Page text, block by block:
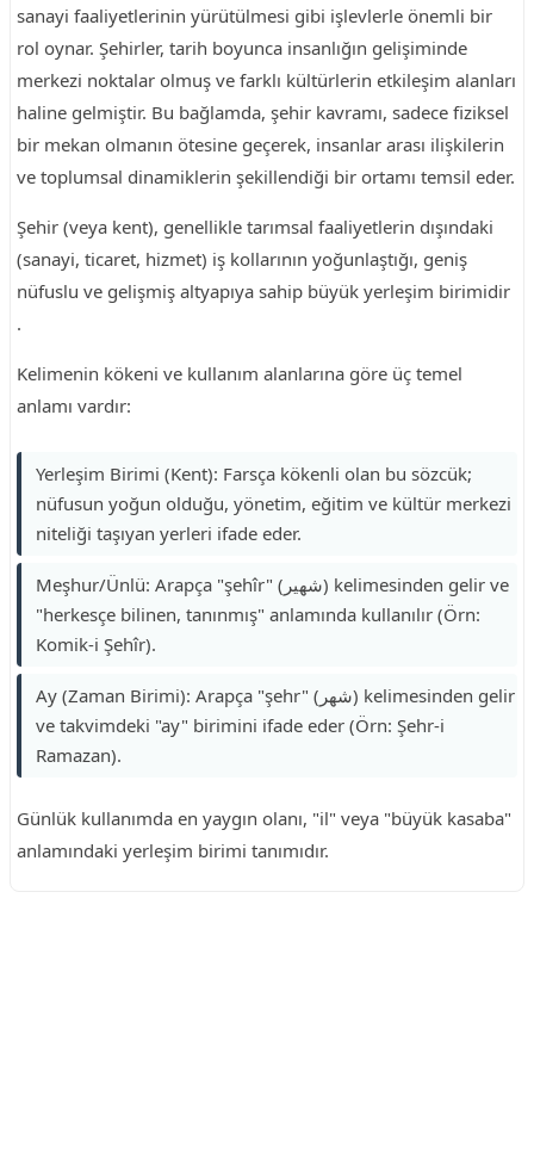
sanayi faaliyetlerinin yürütülmesi gibi işlevlerle önemli bir
rol oynar. Şehirler, tarih boyunca insanlığın gelişiminde
merkezi noktalar olmuş ve farklı kültürlerin etkileşim alanları
haline gelmiştir. Bu bağlamda, şehir kavramı, sadece fiziksel
bir mekan olmanın ötesine geçerek, insanlar arası ilişkilerin
ve toplumsal dinamiklerin şekillendiği bir ortamı temsil eder.
Şehir (veya kent), genellikle tarımsal faaliyetlerin dışındaki
(sanayi, ticaret, hizmet) iş kollarının yoğunlaştığı, geniş
nüfuslu ve gelişmiş altyapıya sahip büyük yerleşim birimidir
.
Kelimenin kökeni ve kullanım alanlarına göre üç temel
anlamı vardır:
Yerleşim Birimi (Kent): Farsça kökenli olan bu sözcük;
nüfusun yoğun olduğu, yönetim, eğitim ve kültür merkezi
niteliği taşıyan yerleri ifade eder.
Meşhur/Ünlü: Arapça "şehîr" (شهير) kelimesinden gelir ve
"herkesçe bilinen, tanınmış" anlamında kullanılır (Örn:
Komik-i Şehîr).
Ay (Zaman Birimi): Arapça "şehr" (شهر) kelimesinden gelir
ve takvimdeki "ay" birimini ifade eder (Örn: Şehr-i
Ramazan).
Günlük kullanımda en yaygın olanı, "il" veya "büyük kasaba"
anlamındaki yerleşim birimi tanımıdır.